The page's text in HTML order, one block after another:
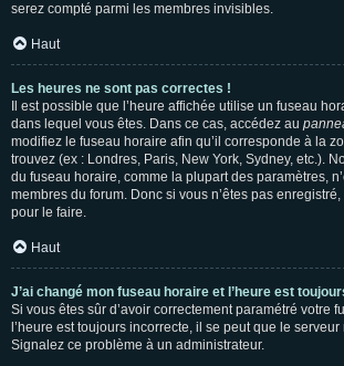
serez compté parmi les membres invisibles.
Haut
Les heures ne sont pas correctes !
Il est possible que l’heure affichée utilise un fuseau
dans lequel vous êtes. Dans ce cas, accédez au
modifiez le fuseau horaire afin qu’il corresponde à la
trouvez (ex : Londres, Paris, New York, Sydney, etc.).
du fuseau horaire, comme la plupart des paramètres,
membres du forum. Donc si vous n’êtes pas enregistré,
pour le faire.
Haut
J’ai changé mon fuseau horaire et l’heure est
Si vous êtes sûr d’avoir correctement paramétré votre
l’heure est toujours incorrecte, il se peut que le serveur
Signalez ce problème à un administrateur.